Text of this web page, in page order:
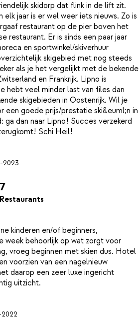
skidorp dat flink in de lift zit.
elk jaar is er wel weer iets nieuws. Zo is
restaurant op de pier boven het
restaurant. Er is sinds een paar jaar
en sportwinkel/skiverhuur
skigebied met nog steeds
als je het vergelijkt met de bekende
en Frankrijk. Lipno is
hebt veel minder last van files dan
skigebieden in Oostenrijk. Wil je
een goede prijs/prestatie ski&euml;n in
ga dan naar Lipno! Succes verzekerd
2023
7
Restaurants
kinderen en/of beginners,
week behoorlijk op wat zorgt voor
vroeg beginnen met skien dus. Hotel
voorzien van een nagelnieuw
daarop een zeer luxe ingericht
2022